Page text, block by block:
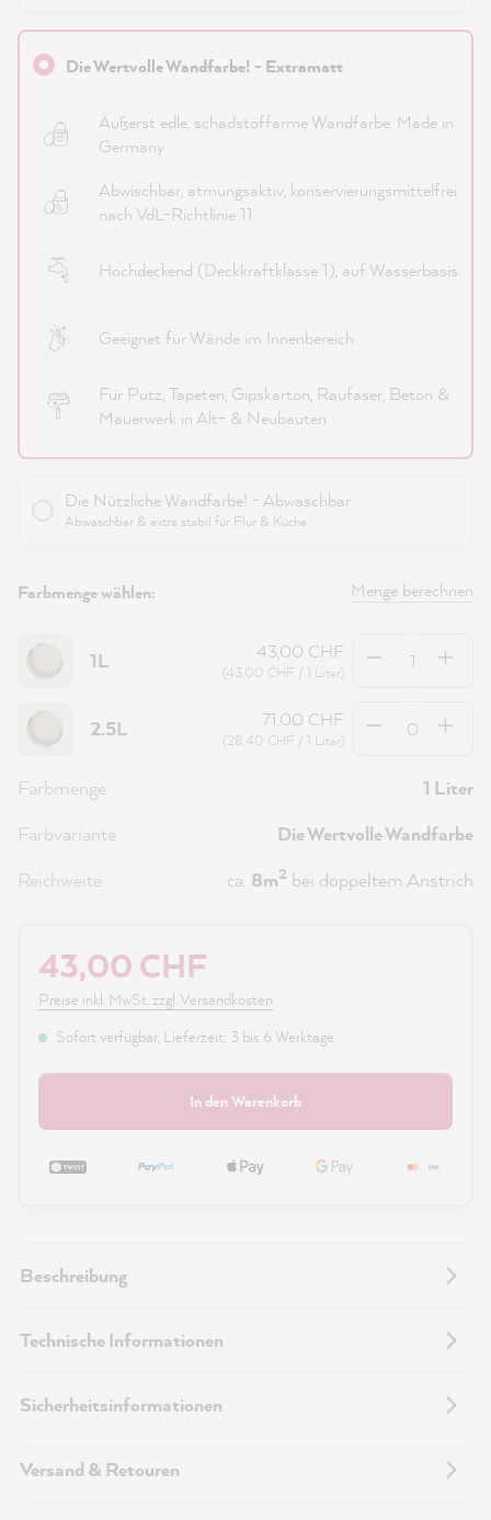
Die Wertvolle Wandfarbe! - Extramatt
Äußerst edle, schadstoffarme Wandfarbe. Made in
Germany
Abwischbar, atmungsaktiv, konservierungsmittelfrei
nach VdL-Richtlinie 11
Hochdeckend (Deckkraftklasse 1), auf Wasserbasis
Geeignet für Wände im Innenbereich
Für Putz, Tapeten, Gipskarton, Raufaser, Beton &
Mauerwerk in Alt- & Neubauten
Die Nützliche Wandfarbe! - Abwaschbar
Abwaschbar & extra stabil für Flur & Küche
Farbmenge wählen: Menge berechnen
1L 43,00 CHF
(43,00 CHF / 1 Liter)
2.5L 71,00 CHF
(28,40 CHF / 1 Liter)
Farbmenge
1 Liter
Farbvariante
Die Wertvolle Wandfarbe
Reichweite
ca. 8m2 bei doppeltem Anstrich
43,00 CHF
Preise inkl. MwSt. zzgl. Versandkosten
Sofort verfügbar, Lieferzeit: 3 bis 6 Werktage
In den Warenkorb
Beschreibung
Technische Informationen
Sicherheitsinformationen
Versand & Retouren